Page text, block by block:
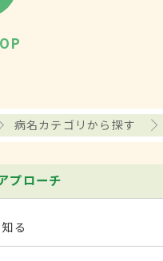
病名カテゴリから探す
プローチ
る